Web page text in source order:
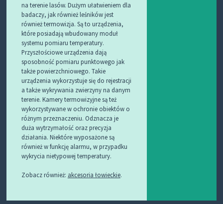
na terenie lasów. Dużym ułatwieniem dla
badaczy, jak również leśników jest
również termowizja. Są to urządzenia,
które posiadają wbudowany moduł
systemu pomiaru temperatury.
Przyszłościowe urządzenia dają
sposobność pomiaru punktowego jak
także powierzchniowego. Takie
urządzenia wykorzystuje się do rejestracji
a także wykrywania zwierzyny na danym
terenie. Kamery termowizyjne są też
wykorzystywane w ochronie obiektów o
różnym przeznaczeniu. Odznacza je
duża wytrzymałość oraz precyzja
działania. Niektóre wyposażone są
również w funkcję alarmu, w przypadku
wykrycia nietypowej temperatury.
Zobacz również: akcesoria łowieckie.